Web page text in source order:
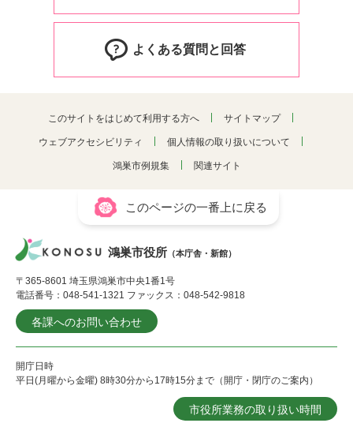
よくある質問と回答
このサイトをはじめて利用する方へ サイトマップ
ウェブアクセシビリティ 個人情報の取り扱いについて
鴻巣市例規集 関連サイト
このページの一番上に戻る
鴻巣市役所 （本庁舎・新館）
〒365-8601 埼玉県鴻巣市中央1番1号
電話番号：048-541-1321 ファックス：048-542-9818
各課へのお問い合わせ
開庁日時
平日(月曜から金曜) 8時30分から17時15分まで（開庁・閉庁のご案内）
市役所業務の取り扱い時間